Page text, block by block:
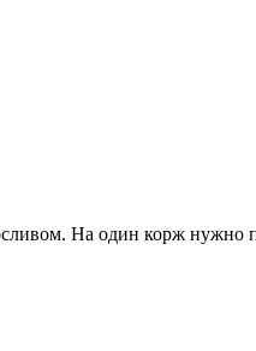
На один корж нужно